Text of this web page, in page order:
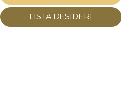
LISTA DESIDERI